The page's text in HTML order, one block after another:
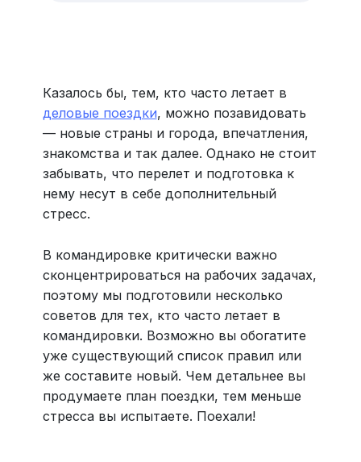
Казалось бы, тем, кто часто летает в
деловые поездки, можно позавидовать
— новые страны и города, впечатления,
знакомства и так далее. Однако не стоит
забывать, что перелет и подготовка к
нему несут в себе дополнительный
стресс.
В командировке критически важно
сконцентрироваться на рабочих задачах,
поэтому мы подготовили несколько
советов для тех, кто часто летает в
командировки. Возможно вы обогатите
уже существующий список правил или
же составите новый. Чем детальнее вы
продумаете план поездки, тем меньше
стресса вы испытаете. Поехали!